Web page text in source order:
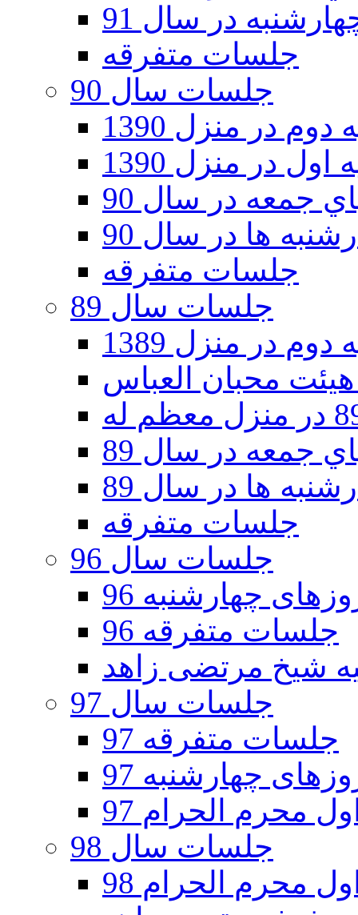
در سال 91
جلسات متفرقه
جلسات سال 90
در منزل 1390
در منزل 1390
جمعه در سال 90
ها در سال 90
جلسات متفرقه
جلسات سال 89
در منزل 1389
جمعه در سال 89
ها در سال 89
جلسات متفرقه
جلسات سال 96
چهارشنبه 96
جلسات متفرقه 96
جلسات سال 97
جلسات متفرقه 97
چهارشنبه 97
محرم الحرام 97
جلسات سال 98
محرم الحرام 98